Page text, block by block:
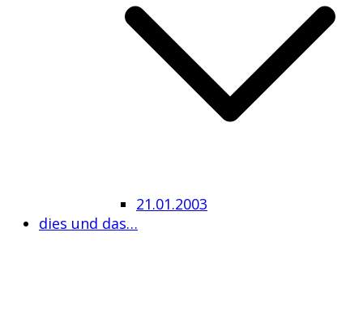
21.01.2003
dies und das…